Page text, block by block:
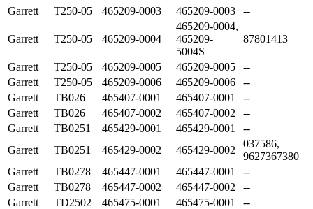
Garrett
T250-05 465209-0003 465209-0003 --
Garrett T250-05 465209-0004
465209-0004,
465209-
5004S
87801413
Garrett T250-05 465209-0005 465209-0005
--
Garrett
T250-05 465209-0006 465209-0006
--
Garrett
TB026 465407-0001 465407-0001
--
Garrett
TB026 465407-0002 465407-0002
--
Garrett
TB0251 465429-0001 465429-0001
--
Garrett
TB0251 465429-0002 465429-0002
037586,
9627367380
Garrett
TB0278 465447-0001 465447-0001
--
Garrett
TB0278 465447-0002 465447-0002
--
Garrett
TD2502 465475-0001 465475-0001
--